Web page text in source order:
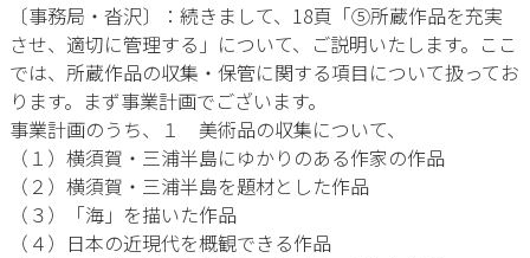
〔事務局・沓沢〕：続きまして、18頁「⑤所蔵作品を充実
させ、適切に管理する」について、ご説明いたします。ここ
では、所蔵作品の収集・保管に関する項目について扱ってお
ります。まず事業計画でございます。
事業計画のうち、１ 美術品の収集について、
（１）横須賀・三浦半島にゆかりのある作家の作品
（２）横須賀・三浦半島を題材とした作品
（３）「海」を描いた作品
（４）日本の近現代を概観できる作品